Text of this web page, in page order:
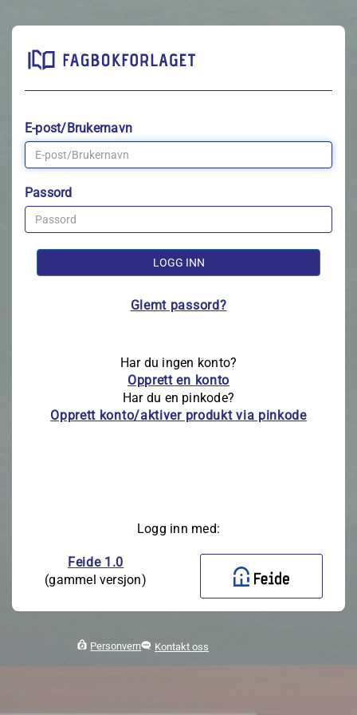
E-post/Brukernavn
Passord
LOGG INN
Glemt passord?
Har du ingen konto?
Opprett en konto
Har du en pinkode?
Opprett konto/aktiver produkt via pinkode
Logg inn med:
Feide 1.0
(gammel versjon)
Personvern Kontakt oss